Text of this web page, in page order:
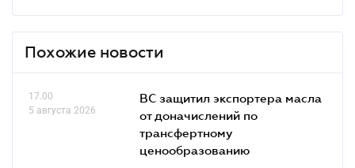
Похожие новости
17.00
5 августа 2026
ВС защитил экспортера масла
от доначислений по
трансфертному
ценообразованию